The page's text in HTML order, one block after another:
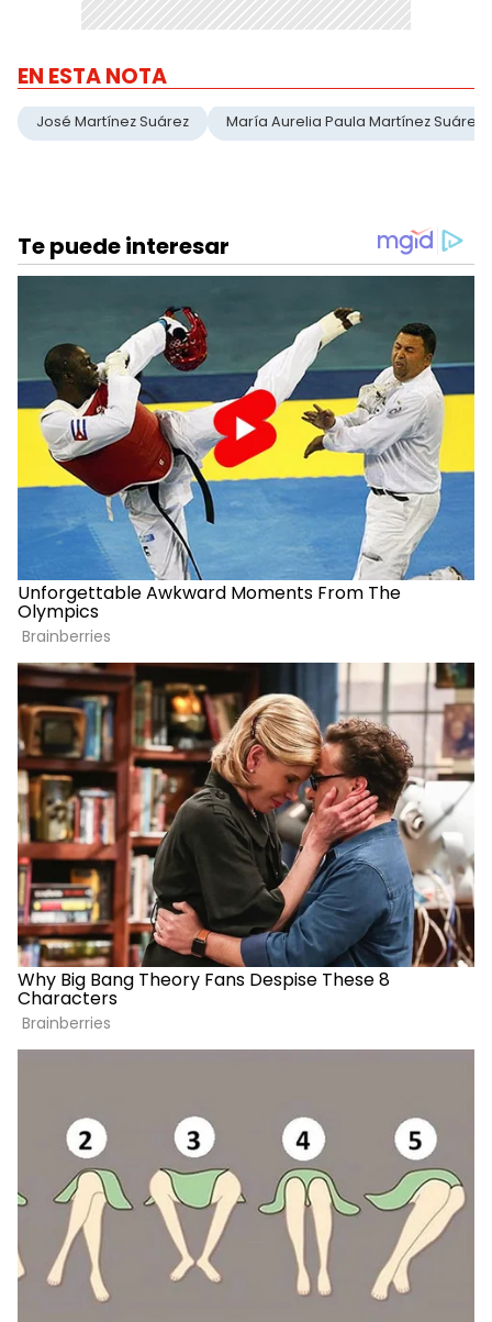
EN ESTA NOTA
José Martínez Suárez María Aurelia Paula Martínez Suárez